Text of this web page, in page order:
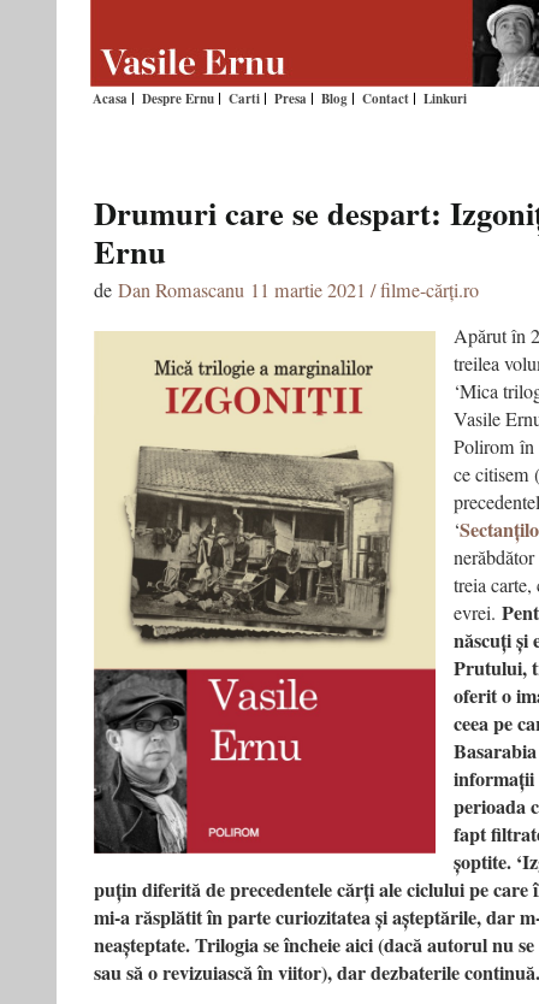
Acasa Despre Ernu Carti Presa Blog Contact Linkuri
Drumuri care se despart:
Ernu
de Dan Romascanu 11 martie 2021 / filme-cărți.ro
Apărut în
treilea
‘Mica
Vasile
Polirom în
ce citisem
‘
treia carte,
evrei.
născuți și
Prutului,
oferit o
ceea pe
informații
perioada
fapt
șoptite.
puțin diferită de precedentele cărți ale ciclului pe care
mi-a răsplătit în parte curiozitatea și așteptările, dar
neașteptate. Trilogia se încheie aici (dacă autorul nu se
sau să o revizuiască în viitor), dar dezbaterile continuă.